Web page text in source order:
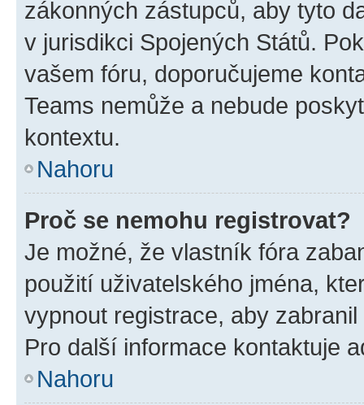
zákonných zástupců, aby tyto
v jurisdikci Spojených Států.
vašem fóru, doporučujeme
Teams nemůže a nebude
kontextu.
Nahoru
Proč se nemohu registrovat?
Je možné, že vlastník fóra
použití uživatelského jména,
vypnout registrace, aby
Pro další informace kontaktuje
Nahoru